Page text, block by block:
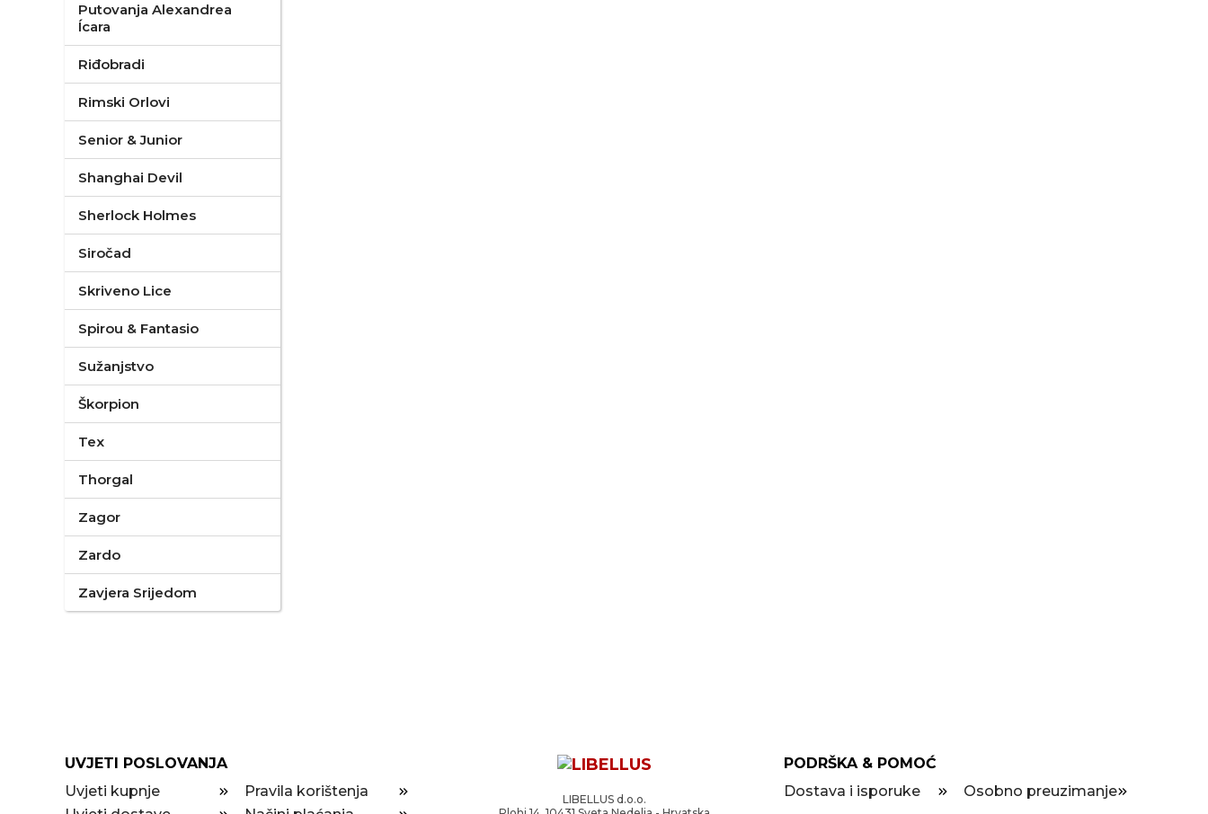
Putovanja Alexandrea
Ícara
Riđobradi
Rimski Orlovi
Senior & Junior
Shanghai Devil
Sherlock Holmes
Siročad
Skriveno Lice
Spirou & Fantasio
Sužanjstvo
Škorpion
Tex
Thorgal
Zagor
Zardo
Zavjera Srijedom
UVJETI POSLOVANJA
Uvjeti kupnje
Pravila korištenja
LIBELLUS d.o.o.
PODRŠKA & POMOĆ
Dostava i isporuke
Osobno preuzimanje